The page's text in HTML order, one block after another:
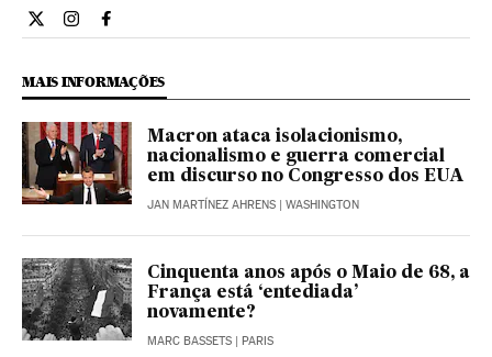
Internacional El País Brasil en Twitter
Internacional El País Brasil en Instagram
Internacional El País Brasil en Facebook
MAIS INFORMAÇÕES
Macron ataca isolacionismo,
nacionalismo e guerra comercial
em discurso no Congresso dos EUA
JAN MARTÍNEZ AHRENS | WASHINGTON
Cinquenta anos após o Maio de 68, a
França está ‘entediada’
novamente?
MARC BASSETS | PARIS